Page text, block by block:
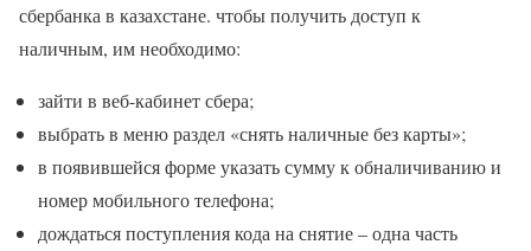
сбербанка в казахстане. чтобы получить доступ к
наличным, им необходимо:
зайти в веб-кабинет сбера;
выбрать в меню раздел «снять наличные без карты»;
в появившейся форме указать сумму к обналичиванию и
номер мобильного телефона;
дождаться поступления кода на снятие – одна часть